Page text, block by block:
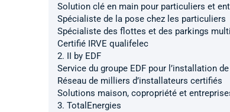
Solution clé en main pour particuliers et
Spécialiste de la pose chez les particuliers
Spécialiste des flottes et des parkings
Certifié IRVE qualifelec
2. II by EDF
Service du groupe EDF pour l’installation
Réseau de milliers d’installateurs certifiés
Solutions maison, copropriété et
3. TotalEnergies